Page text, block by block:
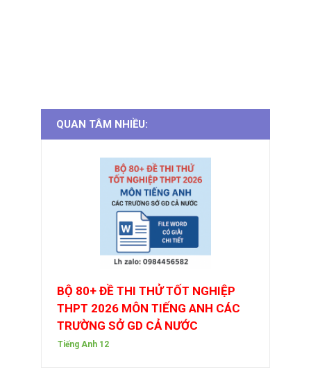
QUAN TÂM NHIỀU:
BỘ 80+ ĐỀ THI THỬ TỐT NGHIỆP
THPT 2026 MÔN TIẾNG ANH CÁC
TRƯỜNG SỞ GD CẢ NƯỚC
Tiếng Anh 12